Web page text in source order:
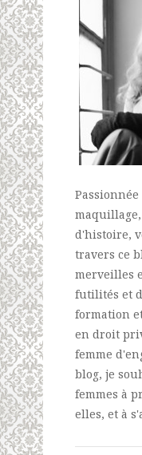
Passionnée
d'histoire,
travers ce
merveilles
futilités et
formation
en droit
femme
blog, je
femmes à
elles, et à